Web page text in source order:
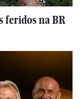
feridos na BR